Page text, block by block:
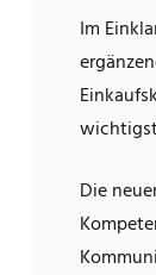
Im
Die